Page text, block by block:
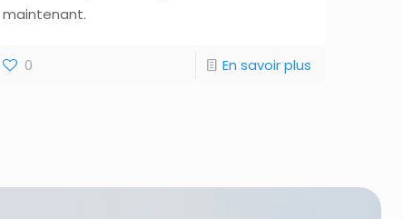
maintenant.
0 En savoir plus